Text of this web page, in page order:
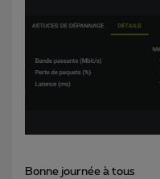
Bonne journée à tous